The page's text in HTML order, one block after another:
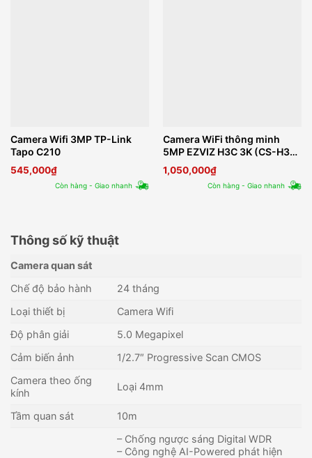
Camera Wifi 3MP TP-Link
Tapo C210
545,000₫
Còn hàng - Giao nhanh
Camera WiFi thông minh
5MP EZVIZ H3C 3K (CS-H3c-
R100-1J5WKFL)
1,050,000₫
Còn hàng - Giao nhanh
Thông số kỹ thuật
Camera quan sát
Chế độ bảo hành
24 tháng
Loại thiết bị
Camera Wifi
Độ phân giải
5.0 Megapixel
Cảm biến ảnh
1/2.7″ Progressive Scan CMOS
Camera theo ống
kính
Loại 4mm
Tầm quan sát
10m
– Chống ngược sáng Digital WDR
– Công nghệ AI-Powered phát hiện